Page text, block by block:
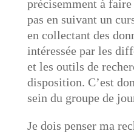
précisemment à
pas en suivant un
en collectant des
intéressée par les
et les outils de
disposition. C’est
sein du groupe de
Je dois penser ma